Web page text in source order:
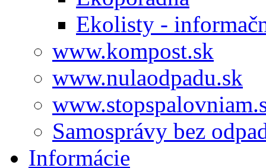
Ekolisty -
www.kompost.sk
www.nulaodpadu.sk
Samosprávy bez
Informácie